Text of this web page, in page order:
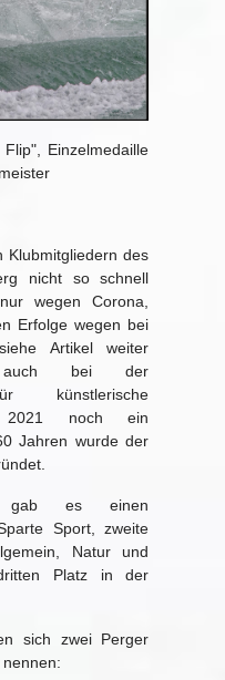
Einzelmedaille
Klubmitgliedern des
nicht so schnell
wegen Corona,
Erfolge wegen bei
Artikel weiter
bei der
künstlerische
2021 noch ein
Jahren wurde der
gab es einen
Sport, zweite
Natur und
Platz in der
sich zwei Perger